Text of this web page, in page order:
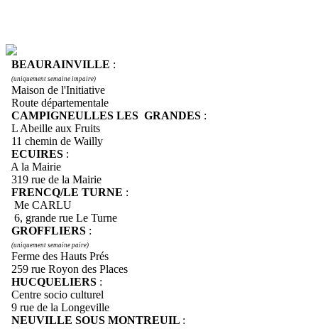
BEAURAINVILLE :
(uniquement semaine impaire)
Maison de l'Initiative
Route départementale
CAMPIGNEULLES LES GRANDES :
L Abeille aux Fruits
11 chemin de Wailly
ECUIRES :
A la Mairie
319 rue de la Mairie
FRENCQ/LE TURNE :
Me CARLU
6, grande rue Le Turne
GROFFLIERS :
(uniquement semaine paire)
Ferme des Hauts Prés
259 rue Royon des Places
HUCQUELIERS :
Centre socio culturel
9 rue de la Longeville
NEUVILLE SOUS MONTREUIL :